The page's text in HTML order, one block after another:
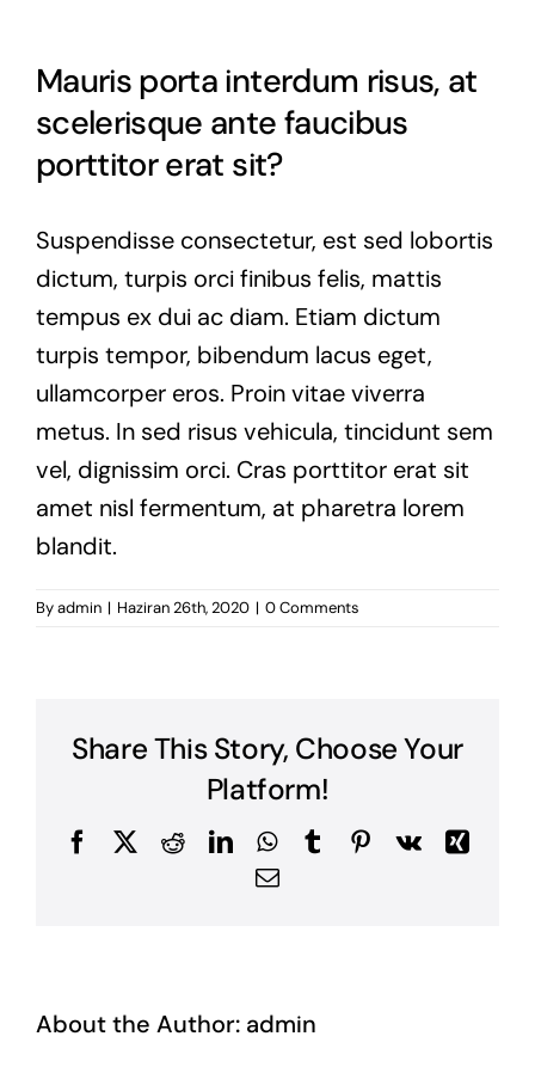
Mauris porta interdum risus, at
scelerisque ante faucibus
porttitor erat sit?
Suspendisse consectetur, est sed lobortis
dictum, turpis orci finibus felis, mattis
tempus ex dui ac diam. Etiam dictum
turpis tempor, bibendum lacus eget,
ullamcorper eros. Proin vitae viverra
metus. In sed risus vehicula, tincidunt sem
vel, dignissim orci. Cras porttitor erat sit
amet nisl fermentum, at pharetra lorem
blandit.
Byadmin | Haziran 26th, 2020 | 0 Comments
Share This Story, Choose Your
Platform!
FacebookRedditLinkedInWhatsApp
TumblrPinterest
Vk
Xing
Email
About the Author: admin